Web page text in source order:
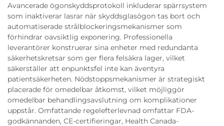
Avancerade ögonskyddsprotokoll inkluderar spärrsystem
som inaktiverar lasrar när skyddsglasögon tas bort och
automatiserade strålblockeringsmekanismer som
förhindrar oavsiktlig exponering. Professionella
leverantörer konstruerar sina enheter med redundanta
säkerhetskretsar som ger flera felsäkra lager, vilket
säkerställer att enpunktsfel inte kan äventyra
patientsäkerheten. Nödstoppsmekanismer är strategiskt
placerade för omedelbar åtkomst, vilket möjliggör
omedelbar behandlingsavslutning om komplikationer
uppstår. Omfattande regelefterlevnad omfattar FDA-
godkännanden, CE-certifieringar, Health Canada-